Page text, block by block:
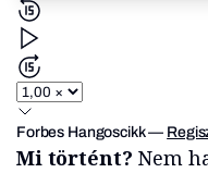
Forbes Hangoscikk—
Mi történt? Nem